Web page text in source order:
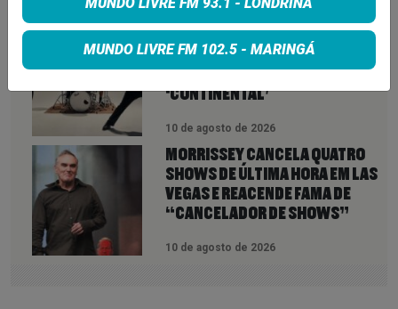
10 de agosto de 2026
BLACK PANTERA REÚNE
DUQUESA, SANDRA SÁ E DERRICK
GREEN EM SEU NOVO ÁLBUM
‘CONTINENTAL’
10 de agosto de 2026
MORRISSEY CANCELA QUATRO
SHOWS DE ÚLTIMA HORA EM LAS
VEGAS E REACENDE FAMA DE
“CANCELADOR DE SHOWS”
10 de agosto de 2026
MUNDO LIVRE FM 102.5 - MARINGÁ